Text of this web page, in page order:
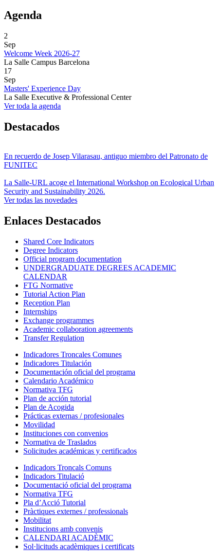
Agenda
2
Sep
Welcome Week 2026-27
La Salle Campus Barcelona
17
Sep
Masters' Experience Day
La Salle Executive & Professional Center
Ver toda la agenda
Destacados
En recuerdo de Josep Vilarasau, antiguo miembro del Patronato de
FUNITEC
La Salle-URL acoge el International Workshop on Ecological Urban
Security and Sustainability 2026.
Ver todas las novedades
Enlaces Destacados
Shared Core Indicators
Degree Indicators
Official program documentation
UNDERGRADUATE DEGREES ACADEMIC
CALENDAR
FTG Normative
Tutorial Action Plan
Reception Plan
Internships
Exchange programmes
Academic collaboration agreements
Transfer Regulation
Indicadores Troncales Comunes
Indicadores Titulación
Documentación oficial del programa
Calendario Académico
Normativa TFG
Plan de acción tutorial
Plan de Acogida
Prácticas externas / profesionales
Movilidad
Instituciones con convenios
Normativa de Traslados
Solicitudes académicas y certificados
Indicadors Troncals Comuns
Indicadors Titulació
Documentació oficial del programa
Normativa TFG
Pla d’Acció Tutorial
Pràctiques externes / professionals
Mobilitat
Institucions amb convenis
CALENDARI ACADÈMIC
Sol·licituds acadèmiques i certificats